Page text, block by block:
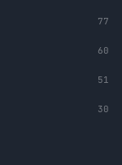
77
60
51
30